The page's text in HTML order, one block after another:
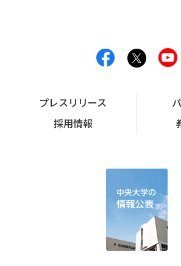
プレスリリース
採用情報